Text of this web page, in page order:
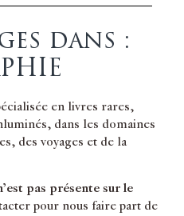
dans :
en livres rares,
dans les domaines
des voyages et de la
pas présente sur le
pour nous faire part de